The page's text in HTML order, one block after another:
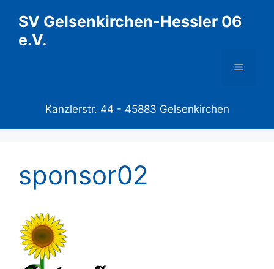
Inhalt
springen
SV Gelsenkirchen-Hessler 06
e.V.
Menü
Kanzlerstr. 44 - 45883 Gelsenkirchen
sponsor02